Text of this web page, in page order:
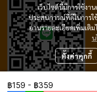
฿159 - ฿359
เว็บไซต์นี้มีการใช้ง
ประสบการณ์ที่ดีในการใ
อ่านรายละเอียดเพิ่มเติม
ตั้งค่าคุกกี้